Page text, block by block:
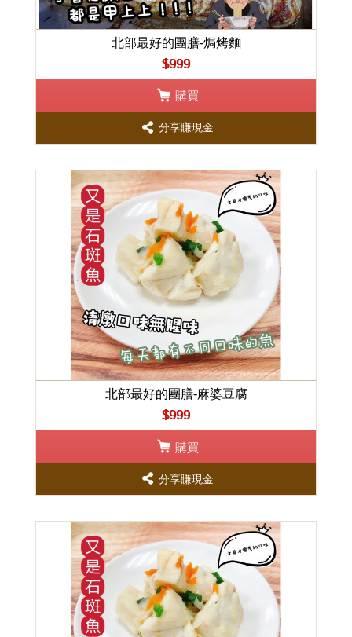
北部最好的團膳-焗烤麵
$999
購買
分享賺現金
北部最好的團膳-麻婆豆腐
$999
購買
分享賺現金